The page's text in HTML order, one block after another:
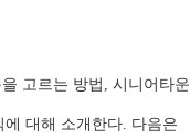
고르는 방법, 시니어타운
대해 소개한다. 다음은